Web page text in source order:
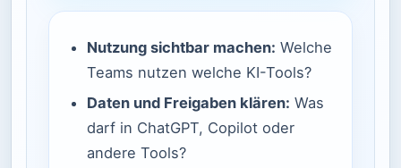
Nutzung sichtbar machen: Welche
Teams nutzen welche KI-Tools?
Daten und Freigaben klären: Was
darf in ChatGPT, Copilot oder
andere Tools?